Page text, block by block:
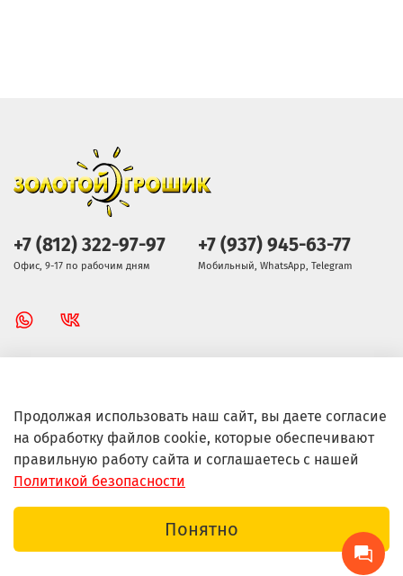
Информация
Мой заказ
+7 (812) 322-97-97
Офис, 9-17 по рабочим дням
+7 (937) 945-63-77
Мобильный, WhatsApp, Telegram
Продолжая использовать наш сайт, вы даете согласие
на обработку файлов cookie, которые обеспечивают
правильную работу сайта и соглашаетесь с нашей
Политикой безопасности
Понятно